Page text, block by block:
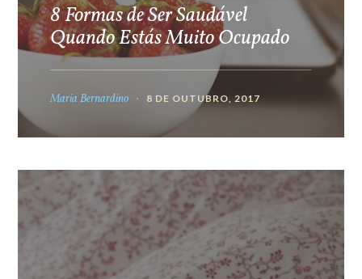
8 Formas de Ser Saudável
Quando Estás Muito Ocupado
Maria Bernardino 8 DE OUTUBRO, 2017